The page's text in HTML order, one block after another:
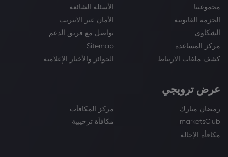
مجموعتنا
الأسئلة الشائعة
الحزمة القانونية
الأمان عبر الانترنت
الشكاوى
تواصل مع فريق الدعم
مركز المساعدة
Sitemap
كشف ملفات الارتباط
الجوائز والأخبار الإعلامية
عرض ترويجي
رمضان مبارك
مركز المكافآت
marketsClub
مكافأة ترحيبية
مكافأة الإحالة